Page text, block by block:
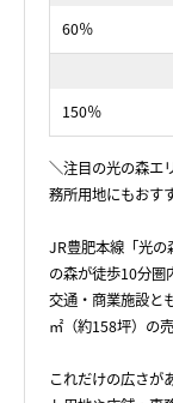
60％
150％
＼注目の光の森エ
務所用地にもおす
JR豊肥本線「光の
の森が徒歩10分圏
交通・商業施設と
㎡（約158坪）の
これだけの広さが